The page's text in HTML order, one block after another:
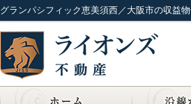
グランパシフィック恵美須西／大阪市の収益